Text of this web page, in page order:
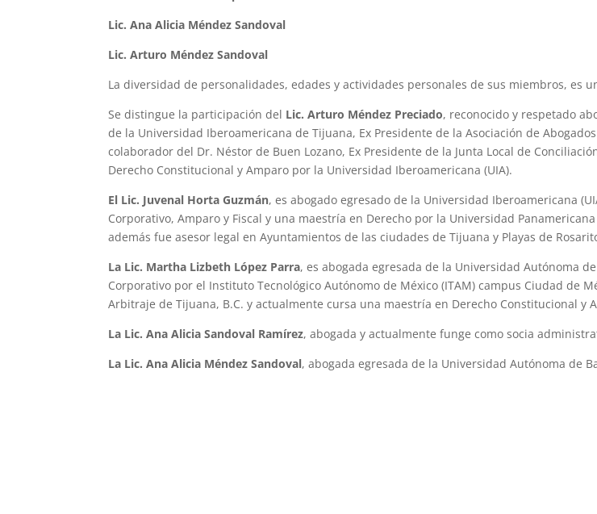
Lic. Ana Alicia Méndez Sandoval
Lic. Arturo Méndez Sandoval
La diversidad de personalidades, edades y actividades personales de sus miembros, es
Se distingue la participación del Lic. Arturo Méndez Preciado, reconocido y respetado
de la Universidad Iberoamericana de Tijuana, Ex Presidente de la Asociación de
colaborador del Dr. Néstor de Buen Lozano, Ex Presidente de la Junta Local de
Derecho Constitucional y Amparo por la Universidad Iberoamericana (UIA).
El Lic. Juvenal Horta Guzmán, es abogado egresado de la Universidad Iberoamericana
Corporativo, Amparo y Fiscal y una maestría en Derecho por la Universidad
además fue asesor legal en Ayuntamientos de las ciudades de Tijuana y Playas de
La Lic. Martha Lizbeth López Parra, es abogada egresada de la Universidad Autónoma
Corporativo por el Instituto Tecnológico Autónomo de México (ITAM) campus Ciudad de
Arbitraje de Tijuana, B.C. y actualmente cursa una maestría en Derecho Constitucional y
La Lic. Ana Alicia Sandoval Ramírez, abogada y actualmente funge como socia
La Lic. Ana Alicia Méndez Sandoval, abogada egresada de la Universidad Autónoma de